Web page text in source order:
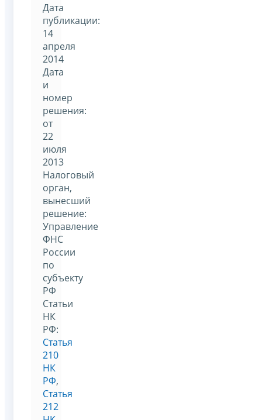
Дата
публикации:
14
апреля
2014
Дата
и
номер
решения:
от
22
июля
2013
Налоговый
орган,
вынесший
решение:
Управление
ФНС
России
по
субъекту
РФ
Статьи
НК
РФ:
Статья
210
НК
РФ,
Статья
212